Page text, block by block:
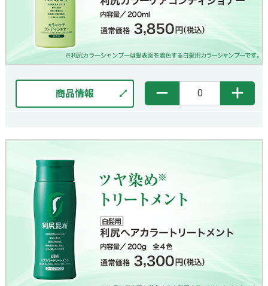
商品情報 － ＋